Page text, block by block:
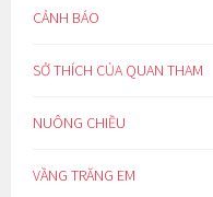
CẢNH BÁO
SỞ THÍCH CỦA QUAN THAM
NUÔNG CHIỀU
VẦNG TRĂNG EM